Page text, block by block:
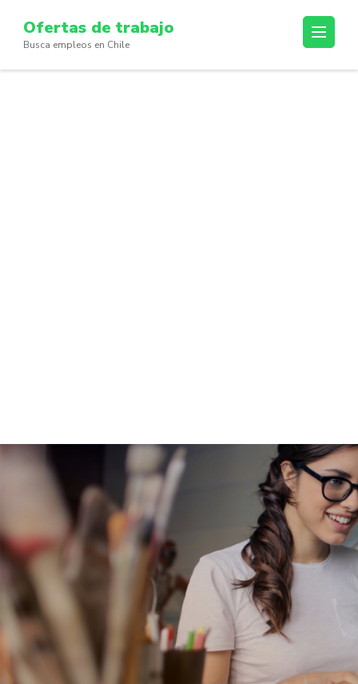
content
(Press
Ofertas de trabajo
Busca empleos en Chile